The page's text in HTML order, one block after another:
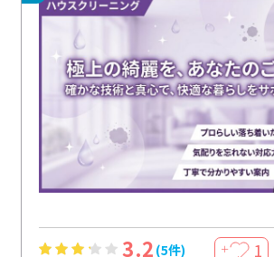
3.2 (5件) ＋ 1